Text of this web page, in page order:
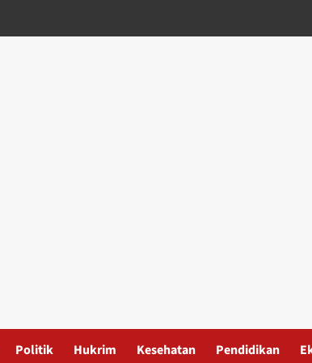
Politik Hukrim Kesehatan Pendidikan